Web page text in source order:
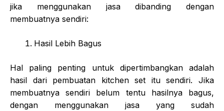
jika menggunakan jasa dibanding dengan
membuatnya sendiri:
Hasil Lebih Bagus
Hal paling penting untuk dipertimbangkan adalah
hasil dari pembuatan kitchen set itu sendiri. Jika
membuatnya sendiri belum tentu hasilnya bagus,
dengan menggunakan jasa yang sudah